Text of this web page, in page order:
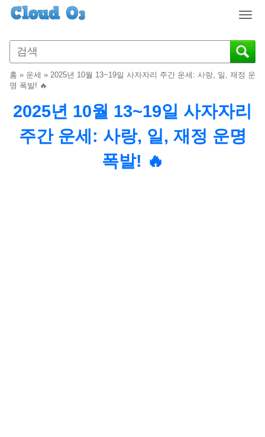
T
g
g
e
a
v
홈 » 운세 » 2025년 10월 13~19일 사자자리 주간 운세: 사랑, 일, 재정 운
명 폭발! 🔥
2025년 10월 13~19일 사자자리
주간 운세: 사랑, 일, 재정 운명
폭발! 🔥